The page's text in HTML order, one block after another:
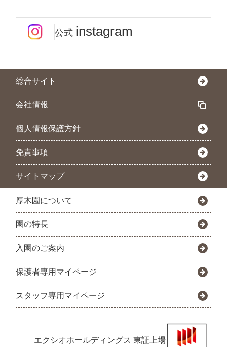
公式 instagram
総合サイト
会社情報
個人情報保護方針
免責事項
サイトマップ
厚木園について
園の特長
入園のご案内
保護者専用マイページ
スタッフ専用マイページ
エクシオホールディングス 東証上場